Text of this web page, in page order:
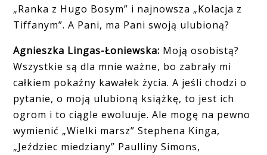
„Ranka z Hugo Bosym” i najnowsza „Kolacja z
Tiffanym”. A Pani, ma Pani swoją ulubioną?
Agnieszka Lingas-Łoniewska: Moją osobistą?
Wszystkie są dla mnie ważne, bo zabrały mi
całkiem pokaźny kawałek życia. A jeśli chodzi o
pytanie, o moją ulubioną książkę, to jest ich
ogrom i to ciągle ewoluuje. Ale mogę na pewno
wymienić „Wielki marsz” Stephena Kinga,
„Jeździec miedziany” Paulliny Simons,